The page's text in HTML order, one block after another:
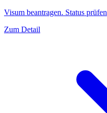
Visum beantragen. Status prüfen
Zum Detail